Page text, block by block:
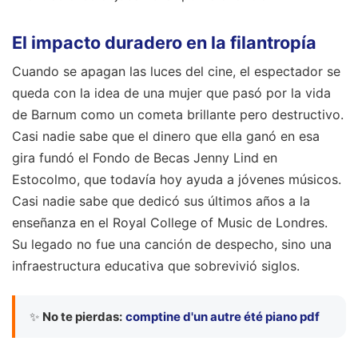
El impacto duradero en la filantropía
Cuando se apagan las luces del cine, el espectador se
queda con la idea de una mujer que pasó por la vida
de Barnum como un cometa brillante pero destructivo.
Casi nadie sabe que el dinero que ella ganó en esa
gira fundó el Fondo de Becas Jenny Lind en
Estocolmo, que todavía hoy ayuda a jóvenes músicos.
Casi nadie sabe que dedicó sus últimos años a la
enseñanza en el Royal College of Music de Londres.
Su legado no fue una canción de despecho, sino una
infraestructura educativa que sobrevivió siglos.
✨ No te pierdas: comptine d'un autre été piano pdf